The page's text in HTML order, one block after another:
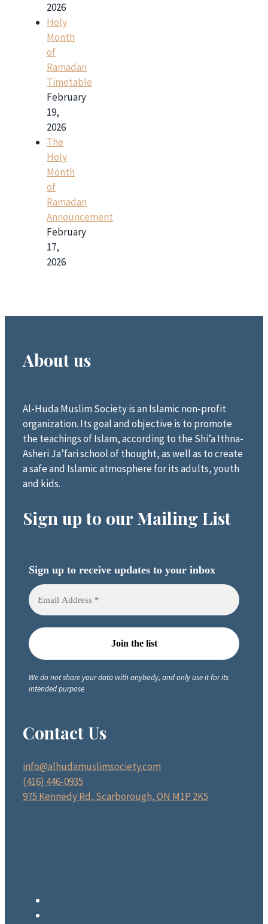
2026
Holy
Month
of
Ramadan
Timetable
February
19,
2026
The
Holy
Month
of
Ramadan
Announcement
February
17,
2026
About us
Al-Huda Muslim Society is an Islamic non-profit
organization. Its goal and objective is to promote
the teachings of Islam, according to the Shi’a Ithna-
Asheri Ja’fari school of thought, as well as to create
a safe and Islamic atmosphere for its adults, youth
and kids.
Sign up to our Mailing List
Sign up to receive updates to your inbox
We do not share your data with anybody, and only use it for its
intended purpose
Contact Us
info@alhudamuslimsociety.com
(416) 446-0935
975 Kennedy Rd, Scarborough, ON M1P 2K5